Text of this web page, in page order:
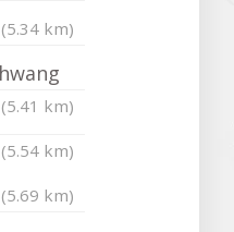
(5.34 km)
(5.41 km)
(5.54 km)
(5.69 km)